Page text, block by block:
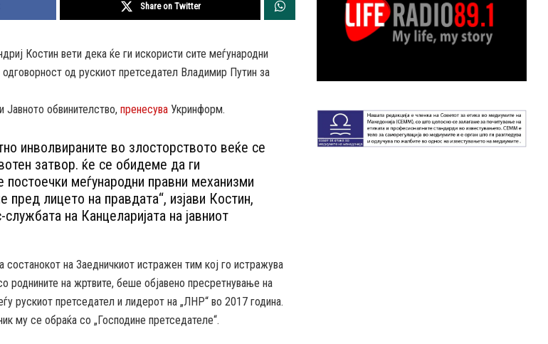
Share on Twitter
Костин вети дека ќе ги искористи сите меѓународни
од рускиот претседател Владимир Путин за
Јавното обвинителство, пренесува Укринформ.
инволвираните во злосторството веќе се
затвор. ќе се обидеме да ги
постоечки меѓународни правни механизми
пред лицето на правдата“, изјави Костин,
на Канцеларијата на јавниот
на Заедничкиот истражен тим кој го истражува
роднините на жртвите, беше објавено пресретнување на
рускиот претседател и лидерот на „ЛНР“ во 2017 година.
му се обраќа со „Господине претседателе“.